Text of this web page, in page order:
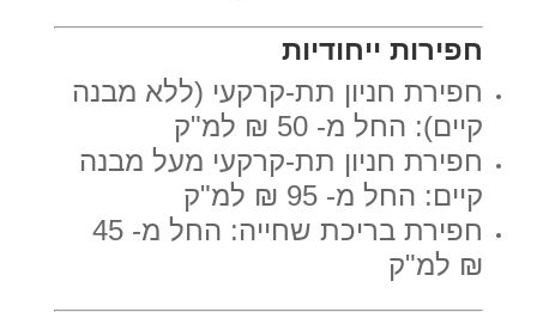
חפירות ייחודיות
חפירת חניון תת-קרקעי (ללא מבנה
קיים): החל מ- 50 ₪ למ"ק
חפירת חניון תת-קרקעי מעל מבנה
קיים: החל מ- 95 ₪ למ"ק
חפירת בריכת שחייה: החל מ- 45
₪ למ"ק